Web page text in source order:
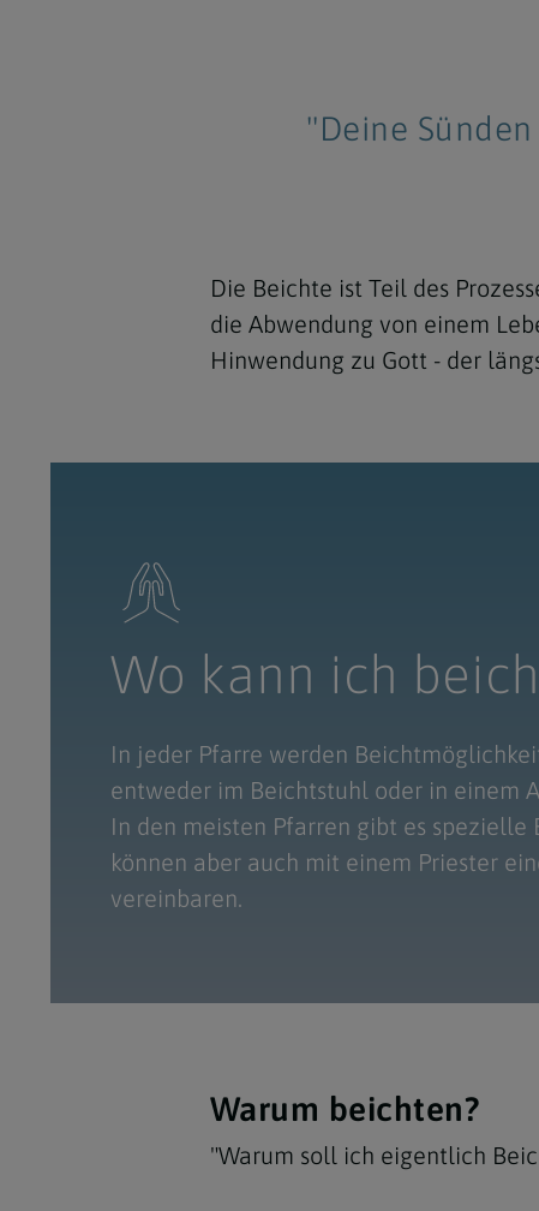
"Deine
Die Beichte ist Teil des
die Abwendung von einem
Hinwendung zu Gott - der
Wo kann ich
In jeder Pfarre werden
entweder im Beichtstuhl oder in einem
In den meisten Pfarren gibt es spezielle
können aber auch mit einem Priester
vereinbaren.
Warum beichten?
"Warum soll ich eigentlich